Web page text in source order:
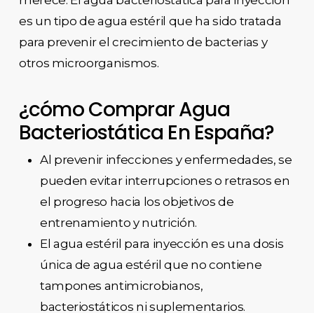
es un tipo de agua estéril que ha sido tratada
para prevenir el crecimiento de bacterias y
otros microorganismos.
¿cómo Comprar Agua
Bacteriostática En España?
Al prevenir infecciones y enfermedades, se
pueden evitar interrupciones o retrasos en
el progreso hacia los objetivos de
entrenamiento y nutrición.
El agua estéril para inyección es una dosis
única de agua estéril que no contiene
tampones antimicrobianos,
bacteriostáticos ni suplementarios.